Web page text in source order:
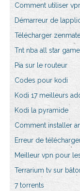
Comment utiliser
Démarreur de
Télécharger
Tnt nba all star
Pia sur le routeur
Codes pour kodi
Kodi 17 meilleurs
Kodi la pyramide
Comment installer
Erreur de
Meilleur vpn pour
Terrarium tv sur
7 torrents